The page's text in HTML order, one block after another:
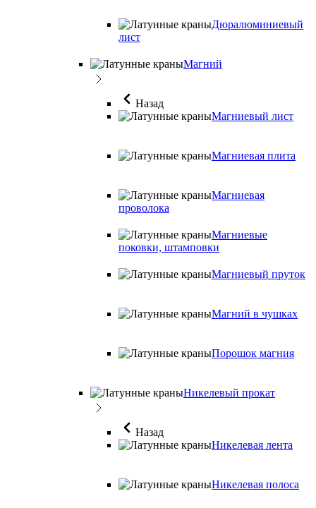
Дюралюминиевый
лист
Магний
Назад
Магниевый лист
Магниевая плита
Магниевая
проволока
Магниевые
поковки, штамповки
Магниевый пруток
Магний в чушках
Порошок магния
Никелевый прокат
Назад
Никелевая лента
Никелевая полоса